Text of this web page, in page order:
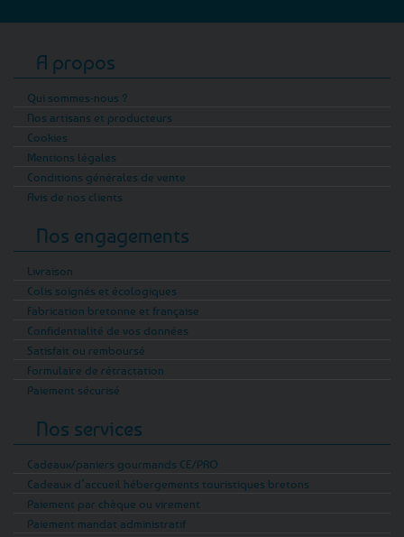
A propos
Qui sommes-nous ?
Nos artisans et producteurs
Cookies
Mentions légales
Conditions générales de vente
Avis de nos clients
Nos engagements
Livraison
Colis soignés et écologiques
Fabrication bretonne et française
Confidentialité de vos données
Satisfait ou remboursé
Formulaire de rétractation
Paiement sécurisé
Nos services
Cadeaux/paniers gourmands CE/PRO
Cadeaux d’accueil hébergements touristiques bretons
Paiement par chèque ou virement
Paiement mandat administratif